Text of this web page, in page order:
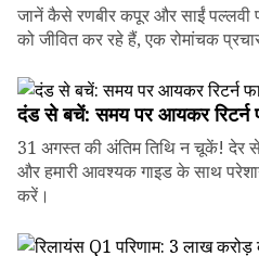
जानें कैसे रणबीर कपूर और साईं पल्लवी
को जीवित कर रहे हैं, एक रोमांचक
दंड से बचें: समय पर आयकर रिटर्न
31 अगस्त की अंतिम तिथि न चूकें! देर
और हमारी आवश्यक गाइड के साथ
करें।